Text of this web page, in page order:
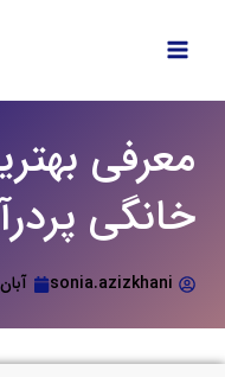
محتوا
معرفی
خانگی
sonia.azizkhani آبان 28, 1404